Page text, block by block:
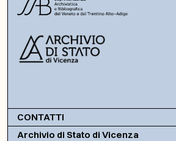
CONTATTI
Archivio di Stato di Vicenza